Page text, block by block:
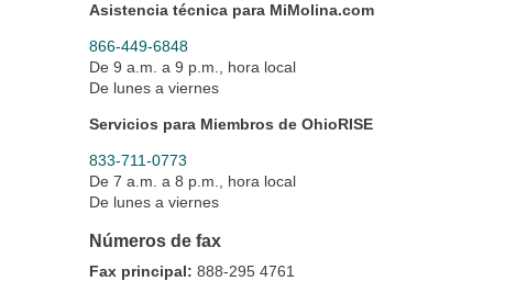
Asistencia técnica para MiMolina.com
866-449-6848
De 9 a.m. a 9 p.m., hora local
De lunes a viernes
Servicios para Miembros de OhioRISE
833-711-0773
De 7 a.m. a 8 p.m., hora local
De lunes a viernes
Números de fax
Fax principal: 888-295 4761